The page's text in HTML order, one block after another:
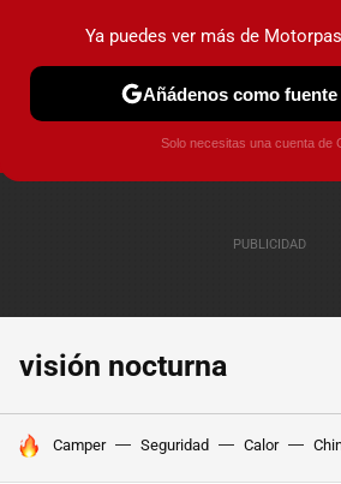
PRUEBAS COCHES ELÉCTRICOS
visión nocturna
HOY SE HABLA DE
Camper Seguridad Calor
Ya puedes ver más de
Añádenos como
Solo necesitas una cuenta de